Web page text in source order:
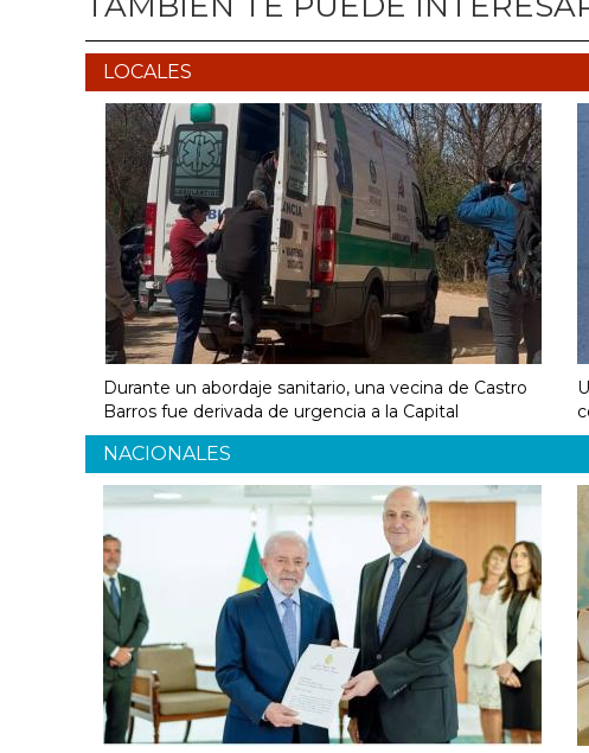
LOCALES
Durante un abordaje sanitario, una vecina de Castro
Barros fue derivada de urgencia a la Capital
NACIONALES